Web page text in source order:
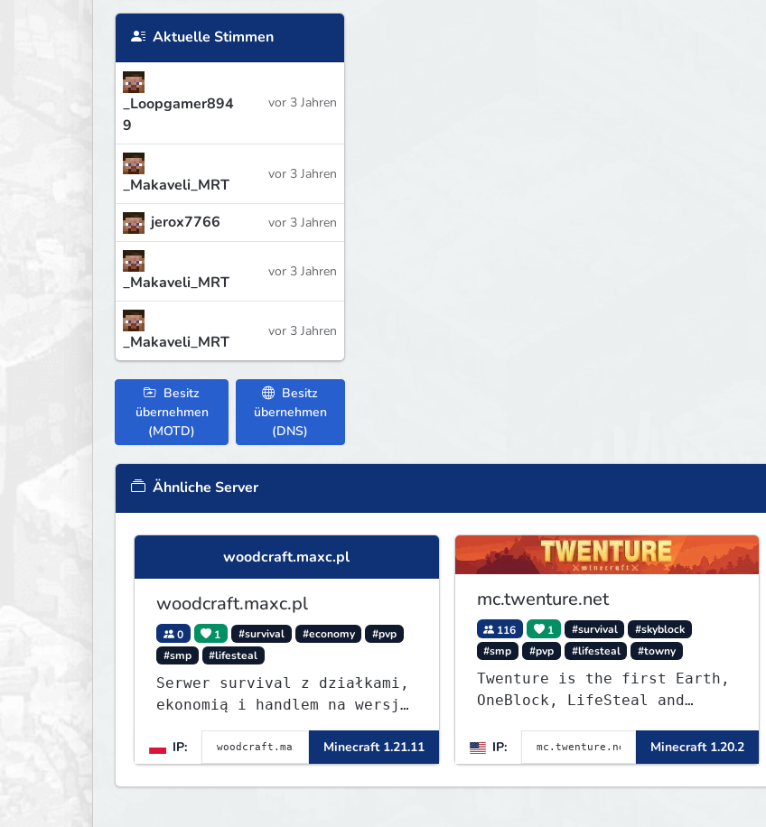
Aktuelle Stimmen
_Loopgamer894
9
vor 3 Jahren
_Makaveli_MRT
vor 3 Jahren
jerox7766 vor 3 Jahren
_Makaveli_MRT
vor 3 Jahren
_Makaveli_MRT
vor 3 Jahren
Besitz
übernehmen
(MOTD)
Besitz
übernehmen
(DNS)
Ähnliche Server
woodcraft.maxc.pl
woodcraft.maxc.pl
0 1 #survival #economy
#pvp
#smp
#lifesteal
Serwer survival z działkami,
ekonomią i handlem na wersję
1.8 - 26.1.1. Rekru ON
IP:
Minecraft 1.21.11
mc.twenture.net
116 1 #survival
#skyblock
#smp
#pvp #lifesteal #towny
Twenture is the first Earth,
OneBlock, LifeSteal and
version 1.20 - 1.20.2. Get
ready to make memories that
you will never forget and
IP: Minecraft 1.20.2